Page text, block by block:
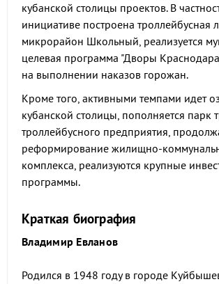
кубанской столицы проектов. В
инициативе построена троллейбусная
микрорайон Школьный, реализуется
целевая программа "Дворы
на выполнении наказов горожан.
Кроме того, активными темпами идет
кубанской столицы, пополняется парк
троллейбусного предприятия,
реформирование жилищно-
комплекса, реализуются крупные
программы.
Краткая биография
Владимир Евланов
Родился в 1948 году в городе